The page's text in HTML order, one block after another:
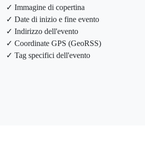
✓ Immagine di copertina
✓ Date di inizio e fine evento
✓ Indirizzo dell'evento
✓ Coordinate GPS (GeoRSS)
✓ Tag specifici dell'evento